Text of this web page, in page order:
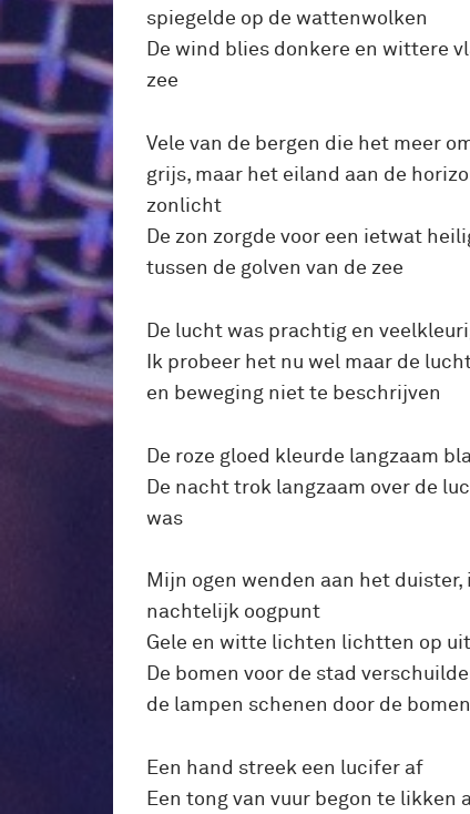
spiegelde op de wattenwolken
De wind blies donkere en wittere
zee
Vele van de bergen die het meer
grijs, maar het eiland aan de
zonlicht
De zon zorgde voor een ietwat
tussen de golven van de zee
De lucht was prachtig en
Ik probeer het nu wel maar de
en beweging niet te beschrijven
De roze gloed kleurde langzaam
De nacht trok langzaam over de
was
Mijn ogen wenden aan het duister,
nachtelijk oogpunt
Gele en witte lichten lichtten op
De bomen voor de stad
de lampen schenen door de
Een hand streek een lucifer af
Een tong van vuur begon te likken